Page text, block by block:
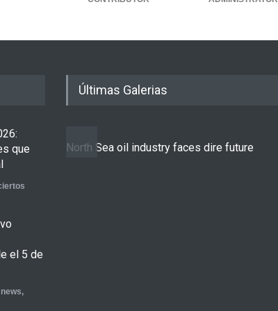
que
el 5 de
,
Últimas Galerias
North Sea oil industry faces dire future